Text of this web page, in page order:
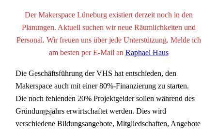
Der Makerspace Lüneburg existiert derzeit noch in den
Planungen. Aktuell suchen wir neue Räumlichkeiten und
Personal. Wir freuen uns über jede Unterstützung. Melde ich
am besten per E-Mail an Raphael Haus
Die Geschäftsführung der VHS hat entschieden, den
Makerspace auch mit einer 80%-Finanzierung zu starten.
Die noch fehlenden 20% Projektgelder sollen während des
Gründungsjahrs erwirtschaftet werden. Dies wird
verschiedene Bildungsangebote, Mitgliedschaften, Angebote